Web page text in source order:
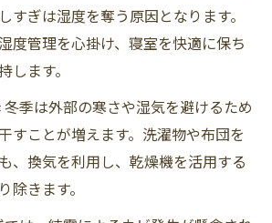
すぎは湿度を奪う原因となります。
度管理を心掛け、寝室を快適に保ち
します。
季は外部の寒さや湿気を避けるため
すことが増えます。洗濯物や布団を
、換気を利用し、乾燥機を活用する
除きます。